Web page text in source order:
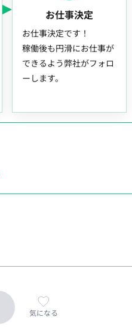
お仕事決定
お仕事決定です！
稼働後も円滑にお仕事が
できるよう弊社がフォロ
ーします。
気になる